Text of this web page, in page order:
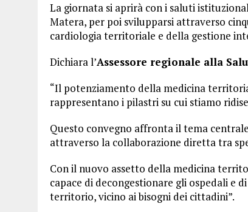
La giornata si aprirà con i saluti
Matera, per poi svilupparsi attraverso
cardiologia territoriale e della gestione
Dichiara l’Assessore regionale alla
“Il potenziamento della medicina
rappresentano i pilastri su cui stiamo
Questo convegno affronta il tema
attraverso la collaborazione diretta tra
Con il nuovo assetto della medicina
capace di decongestionare gli ospedali e
territorio, vicino ai bisogni dei cittadini”.